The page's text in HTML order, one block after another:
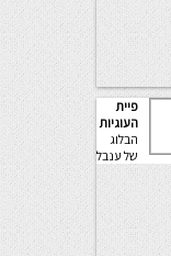
פיית
העוגיות
הבלוג
של ענבל